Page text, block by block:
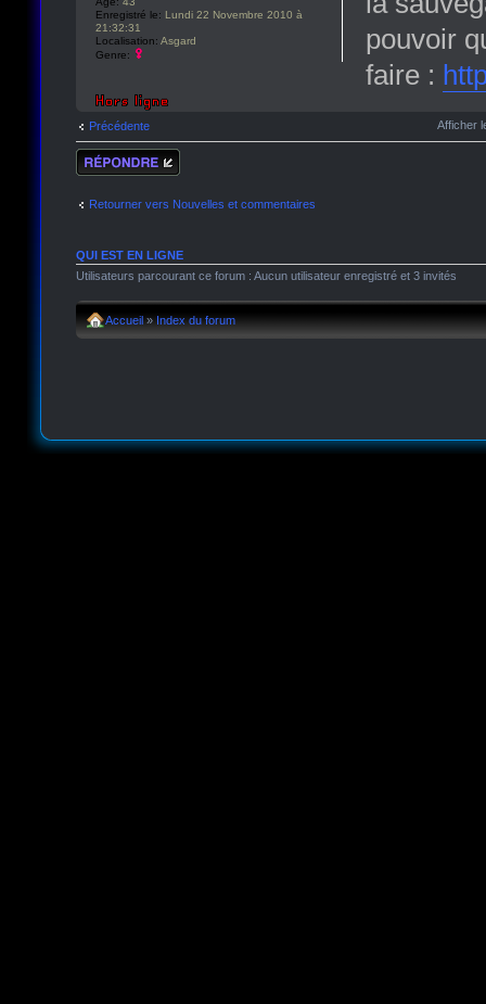
pouvoir
faire :
Enregistré le: Lundi 22 Novembre 2010 à
21:32:31
Localisation: Asgard
Genre:
Précédente Afficher
Répondre
Retourner vers Nouvelles et commentaires
QUI EST EN LIGNE
Utilisateurs parcourant ce forum : Aucun utilisateur enregistré et 3 invités
Accueil » Index du forum